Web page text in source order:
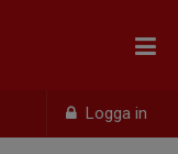
Logga in